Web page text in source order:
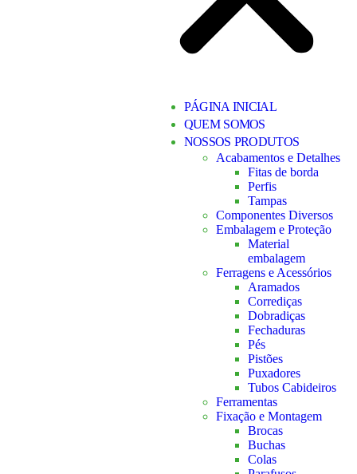
PÁGINA INICIAL
QUEM SOMOS
NOSSOS PRODUTOS
Acabamentos e Detalhes
Fitas de borda
Perfis
Tampas
Componentes Diversos
Embalagem e Proteção
Material
embalagem
Ferragens e Acessórios
Aramados
Corrediças
Dobradiças
Fechaduras
Pés
Pistões
Puxadores
Tubos Cabideiros
Ferramentas
Fixação e Montagem
Brocas
Buchas
Colas